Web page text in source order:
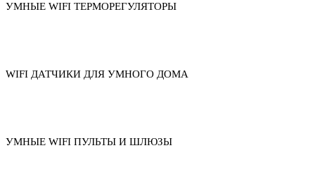
УМНЫЕ WIFI ТЕРМОРЕГУЛЯТОРЫ
WIFI ДАТЧИКИ ДЛЯ УМНОГО ДОМА
УМНЫЕ WIFI ПУЛЬТЫ И ШЛЮЗЫ